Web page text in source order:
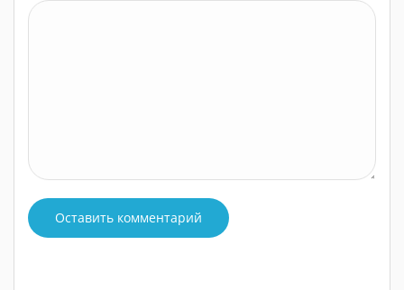
Оставить комментарий